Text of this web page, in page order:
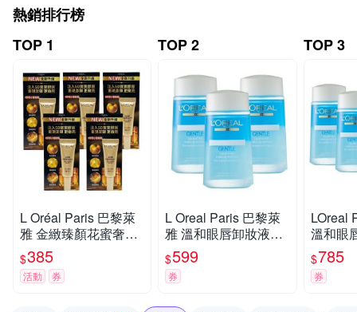
熱銷排行榜
TOP 1
L Oréal Paris 巴黎萊
雅 金緻臻顏花蜜奢養
膠原眼霜5ml 五入組(2
5ml) 公司貨
$385
活動 券
TOP 2
L Oreal Paris 巴黎萊
雅 溫和眼唇卸妝液12
5ml 三入組
$599
券
TOP 3
LOreal
溫和眼
四入組
$785
券